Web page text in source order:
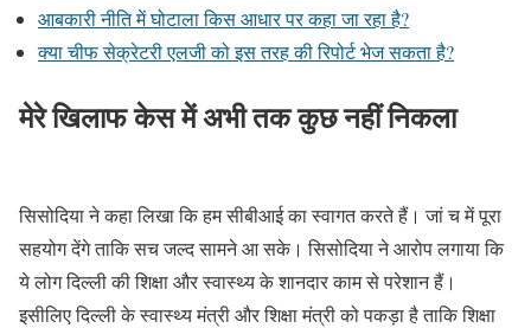
आबकारी नीति में घोटाला किस आधार पर कहा जा रहा है?
क्या चीफ सेक्रेटरी एलजी को इस तरह की रिपोर्ट भेज सकता है?
मेरे खिलाफ केस में अभी तक कुछ नहीं निकला
सिसोदिया ने कहा लिखा कि हम सीबीआई का स्वागत करते हैं। जां च में पूरा
सहयोग देंगे ताकि सच जल्द सामने आ सके। सिसोदिया ने आरोप लगाया कि
ये लोग दिल्ली की शिक्षा और स्वास्थ्य के शानदार काम से परेशान हैं।
इसीलिए दिल्ली के स्वास्थ्य मंत्री और शिक्षा मंत्री को पकड़ा है ताकि शिक्षा